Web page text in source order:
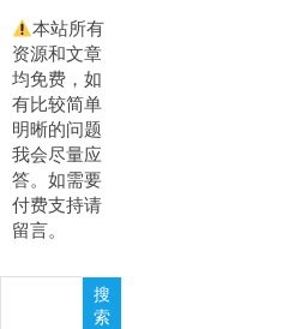
本站所有
资源和文章
均免费，如
有比较简单
明晰的问题
我会尽量应
答。如需要
付费支持请
留言。
搜
索